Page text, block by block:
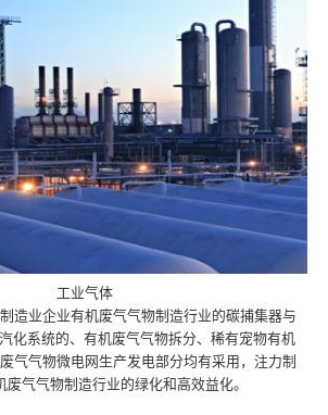
工业气体
造业企业有机废气气物制造行业的碳捕集器与
化系统的、有机废气气物拆分、稀有宠物有机
气气物微电网生产发电部分均有采用，注力制
废气气物制造行业的绿化和高效益化。